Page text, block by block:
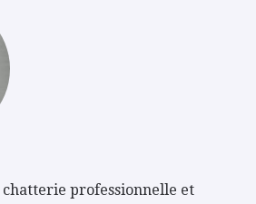
chatterie professionnelle et